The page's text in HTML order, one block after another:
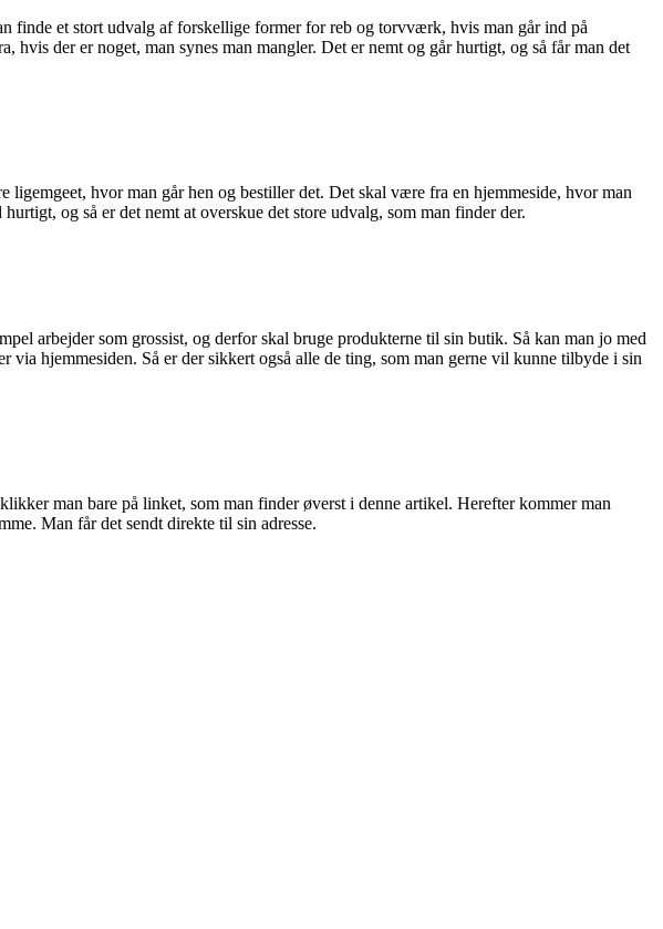
finde et stort udvalg af forskellige former for reb og torvværk, hvis man går ind på
hvis der er noget, man synes man mangler. Det er nemt og går hurtigt, og så får man det
hvor man går hen og bestiller det. Det skal være fra en hjemmeside, hvor man
og så er det nemt at overskue det store udvalg, som man finder der.
arbejder som grossist, og derfor skal bruge produkterne til sin butik. Så kan man jo med
hjemmesiden. Så er der sikkert også alle de ting, som man gerne vil kunne tilbyde i sin
man bare på linket, som man finder øverst i denne artikel. Herefter kommer man
Man får det sendt direkte til sin adresse.